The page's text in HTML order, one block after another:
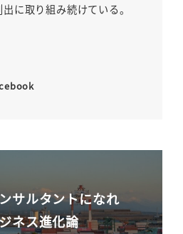
に取り組み続けている。
サルタントになれ
ス進化論